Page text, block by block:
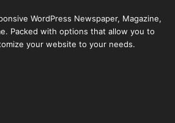
WordPress Newspaper, Magazine,
Packed with options that allow you to
your website to your needs.